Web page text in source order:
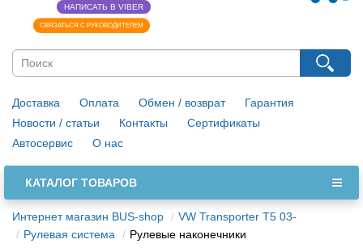
НАПИСАТЬ В VIBER
СВЯЗАТЬСЯ С РУКОВОДИТЕЛЕМ
Доставка Оплата Обмен / возврат
Гарантия
Новости / статьи
Контакты
Сертификаты
Автосервис
О нас
КАТАЛОГ ТОВАРОВ
Интернет магазин BUS-shop
VW Transporter T5 03-
Рулевая система
Рулевые наконечники